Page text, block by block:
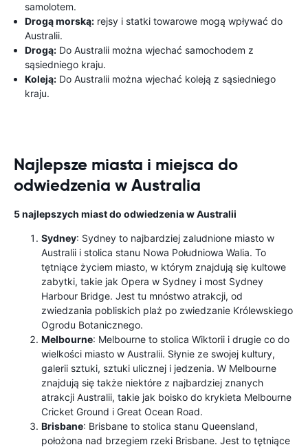
samolotem.
Drogą morską: rejsy i statki towarowe mogą wpływać do
Australii.
Drogą: Do Australii można wjechać samochodem z
sąsiedniego kraju.
Koleją: Do Australii można wjechać koleją z sąsiedniego
kraju.
Najlepsze miasta i miejsca do
odwiedzenia w Australia
5 najlepszych miast do odwiedzenia w Australii
Sydney: Sydney to najbardziej zaludnione miasto w
Australii i stolica stanu Nowa Południowa Walia. To
tętniące życiem miasto, w którym znajdują się kultowe
zabytki, takie jak Opera w Sydney i most Sydney
Harbour Bridge. Jest tu mnóstwo atrakcji, od
zwiedzania pobliskich plaż po zwiedzanie Królewskiego
Ogrodu Botanicznego.
Melbourne: Melbourne to stolica Wiktorii i drugie co do
wielkości miasto w Australii. Słynie ze swojej kultury,
galerii sztuki, sztuki ulicznej i jedzenia. W Melbourne
znajdują się także niektóre z najbardziej znanych
atrakcji Australii, takie jak boisko do krykieta Melbourne
Cricket Ground i Great Ocean Road.
Brisbane: Brisbane to stolica stanu Queensland,
położona nad brzegiem rzeki Brisbane. Jest to tętniące